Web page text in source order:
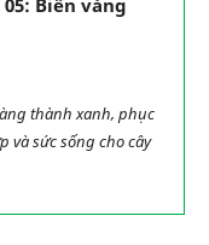
thành xanh, phục
và sức sống cho cây